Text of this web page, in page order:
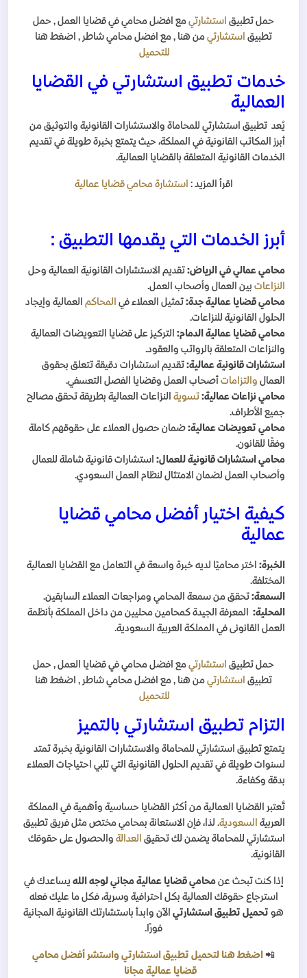
حمل تطبيق استشارتي مع افضل محامي في قضايا العمل , حمل
تطبيق استشارتي من هنا , مع افضل محامي شاطر , اضغط هنا
للتحميل
خدمات تطبيق استشارتي في القضايا
العمالية
يُعد تطبيق استشارتي للمحاماة والاستشارات القانونية والتوثيق من
أبرز المكاتب القانونية في المملكة، حيث يتمتع بخبرة طويلة في تقديم
الخدمات القانونية المتعلقة بالقضايا العمالية.
اقرأ المزيد : استشارة محامي قضايا عمالية
أبرز الخدمات التي يقدمها التطبيق :
محامي عمالي في الرياض: تقديم الاستشارات القانونية العمالية وحل
النزاعات بين العمال وأصحاب العمل.
محامي قضايا عمالية جدة: تمثيل العملاء في المحاكم العمالية وإيجاد
الحلول القانونية للنزاعات.
محامي قضايا عمالية الدمام: التركيز على قضايا التعويضات العمالية
والنزاعات المتعلقة بالرواتب والعقود.
استشارات قانونية عمالية: تقديم استشارات دقيقة تتعلق بحقوق
العمال والتزامات أصحاب العمل وقضايا الفصل التعسفي.
محامي نزاعات عمالية: تسوية النزاعات العمالية بطريقة تحقق مصالح
جميع الأطراف.
محامي تعويضات عمالية: ضمان حصول العملاء على حقوقهم كاملة
وفقًا للقانون.
محامي استشارات قانونية للعمال: استشارات قانونية شاملة للعمال
وأصحاب العمل لضمان الامتثال لنظام العمل السعودي.
كيفية اختيار أفضل محامي قضايا
عمالية
الخبرة: اختر محاميًا لديه خبرة واسعة في التعامل مع القضايا العمالية
المختلفة.
السمعة: تحقق من سمعة المحامي ومراجعات العملاء السابقين.
المحلية: المعرفة الجيدة كمحامين محليين من داخل المملكة بأنظمة
العمل القانونى في المملكة العربية السعودية.
حمل تطبيق استشارتي مع افضل محامي في قضايا العمل , حمل
تطبيق استشارتي من هنا , مع افضل محامي شاطر , اضغط هنا
للتحميل
التزام تطبيق استشارتي بالتميز
يتمتع تطبيق استشارتي للمحاماة والاستشارات القانونية بخبرة تمتد
لسنوات طويلة في تقديم الحلول القانونية التي تلبي احتياجات العملاء
بدقة وكفاءة.
تُعتبر القضايا العمالية من أكثر القضايا حساسية وأهمية في المملكة
العربية السعودية. لذا، فإن الاستعانة بمحامي مختص مثل فريق تطبيق
استشارتي للمحاماة يضمن لك تحقيق العدالة والحصول على حقوقك
القانونية.
إذا كنت تبحث عنمحامي قضايا عمالية مجاني لوجه الله يساعدك في
استرجاع حقوقك العمالية بكل احترافية وسرية، فكل ما عليك فعله
هو تحميل تطبيق استشارتي الآن وابدأ باستشارتك القانونية المجانية
فورًا.
📲
اضغط هنا لتحميل تطبيق استشارتي واستشر أفضل محامي
قضايا عمالية مجانا